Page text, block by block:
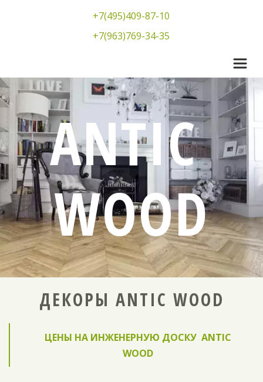
+7(495)409-87-10
+7(963)769-34-35
ANTIC
WOOD
ДЕКОРЫ ANTIC WOOD
WOOD